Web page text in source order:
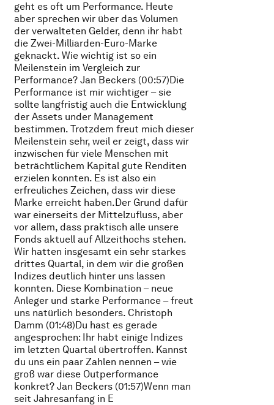
geht es oft um Performance. Heute
aber sprechen wir über das Volumen
der verwalteten Gelder, denn ihr habt
die Zwei-Milliarden-Euro-Marke
geknackt. Wie wichtig ist so ein
Meilenstein im Vergleich zur
Performance? Jan Beckers (00:57)Die
Performance ist mir wichtiger – sie
sollte langfristig auch die Entwicklung
der Assets under Management
bestimmen. Trotzdem freut mich dieser
Meilenstein sehr, weil er zeigt, dass wir
inzwischen für viele Menschen mit
beträchtlichem Kapital gute Renditen
erzielen konnten. Es ist also ein
erfreuliches Zeichen, dass wir diese
Marke erreicht haben.Der Grund dafür
war einerseits der Mittelzufluss, aber
vor allem, dass praktisch alle unsere
Fonds aktuell auf Allzeithochs stehen.
Wir hatten insgesamt ein sehr starkes
drittes Quartal, in dem wir die großen
Indizes deutlich hinter uns lassen
konnten. Diese Kombination – neue
Anleger und starke Performance – freut
uns natürlich besonders. Christoph
Damm (01:48)Du hast es gerade
angesprochen: Ihr habt einige Indizes
im letzten Quartal übertroffen. Kannst
du uns ein paar Zahlen nennen – wie
groß war diese Outperformance
konkret? Jan Beckers (01:57)Wenn man
seit Jahresanfang in E